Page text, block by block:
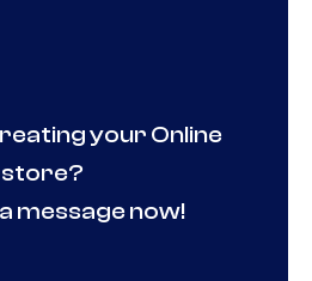
your Online
store?
message now!